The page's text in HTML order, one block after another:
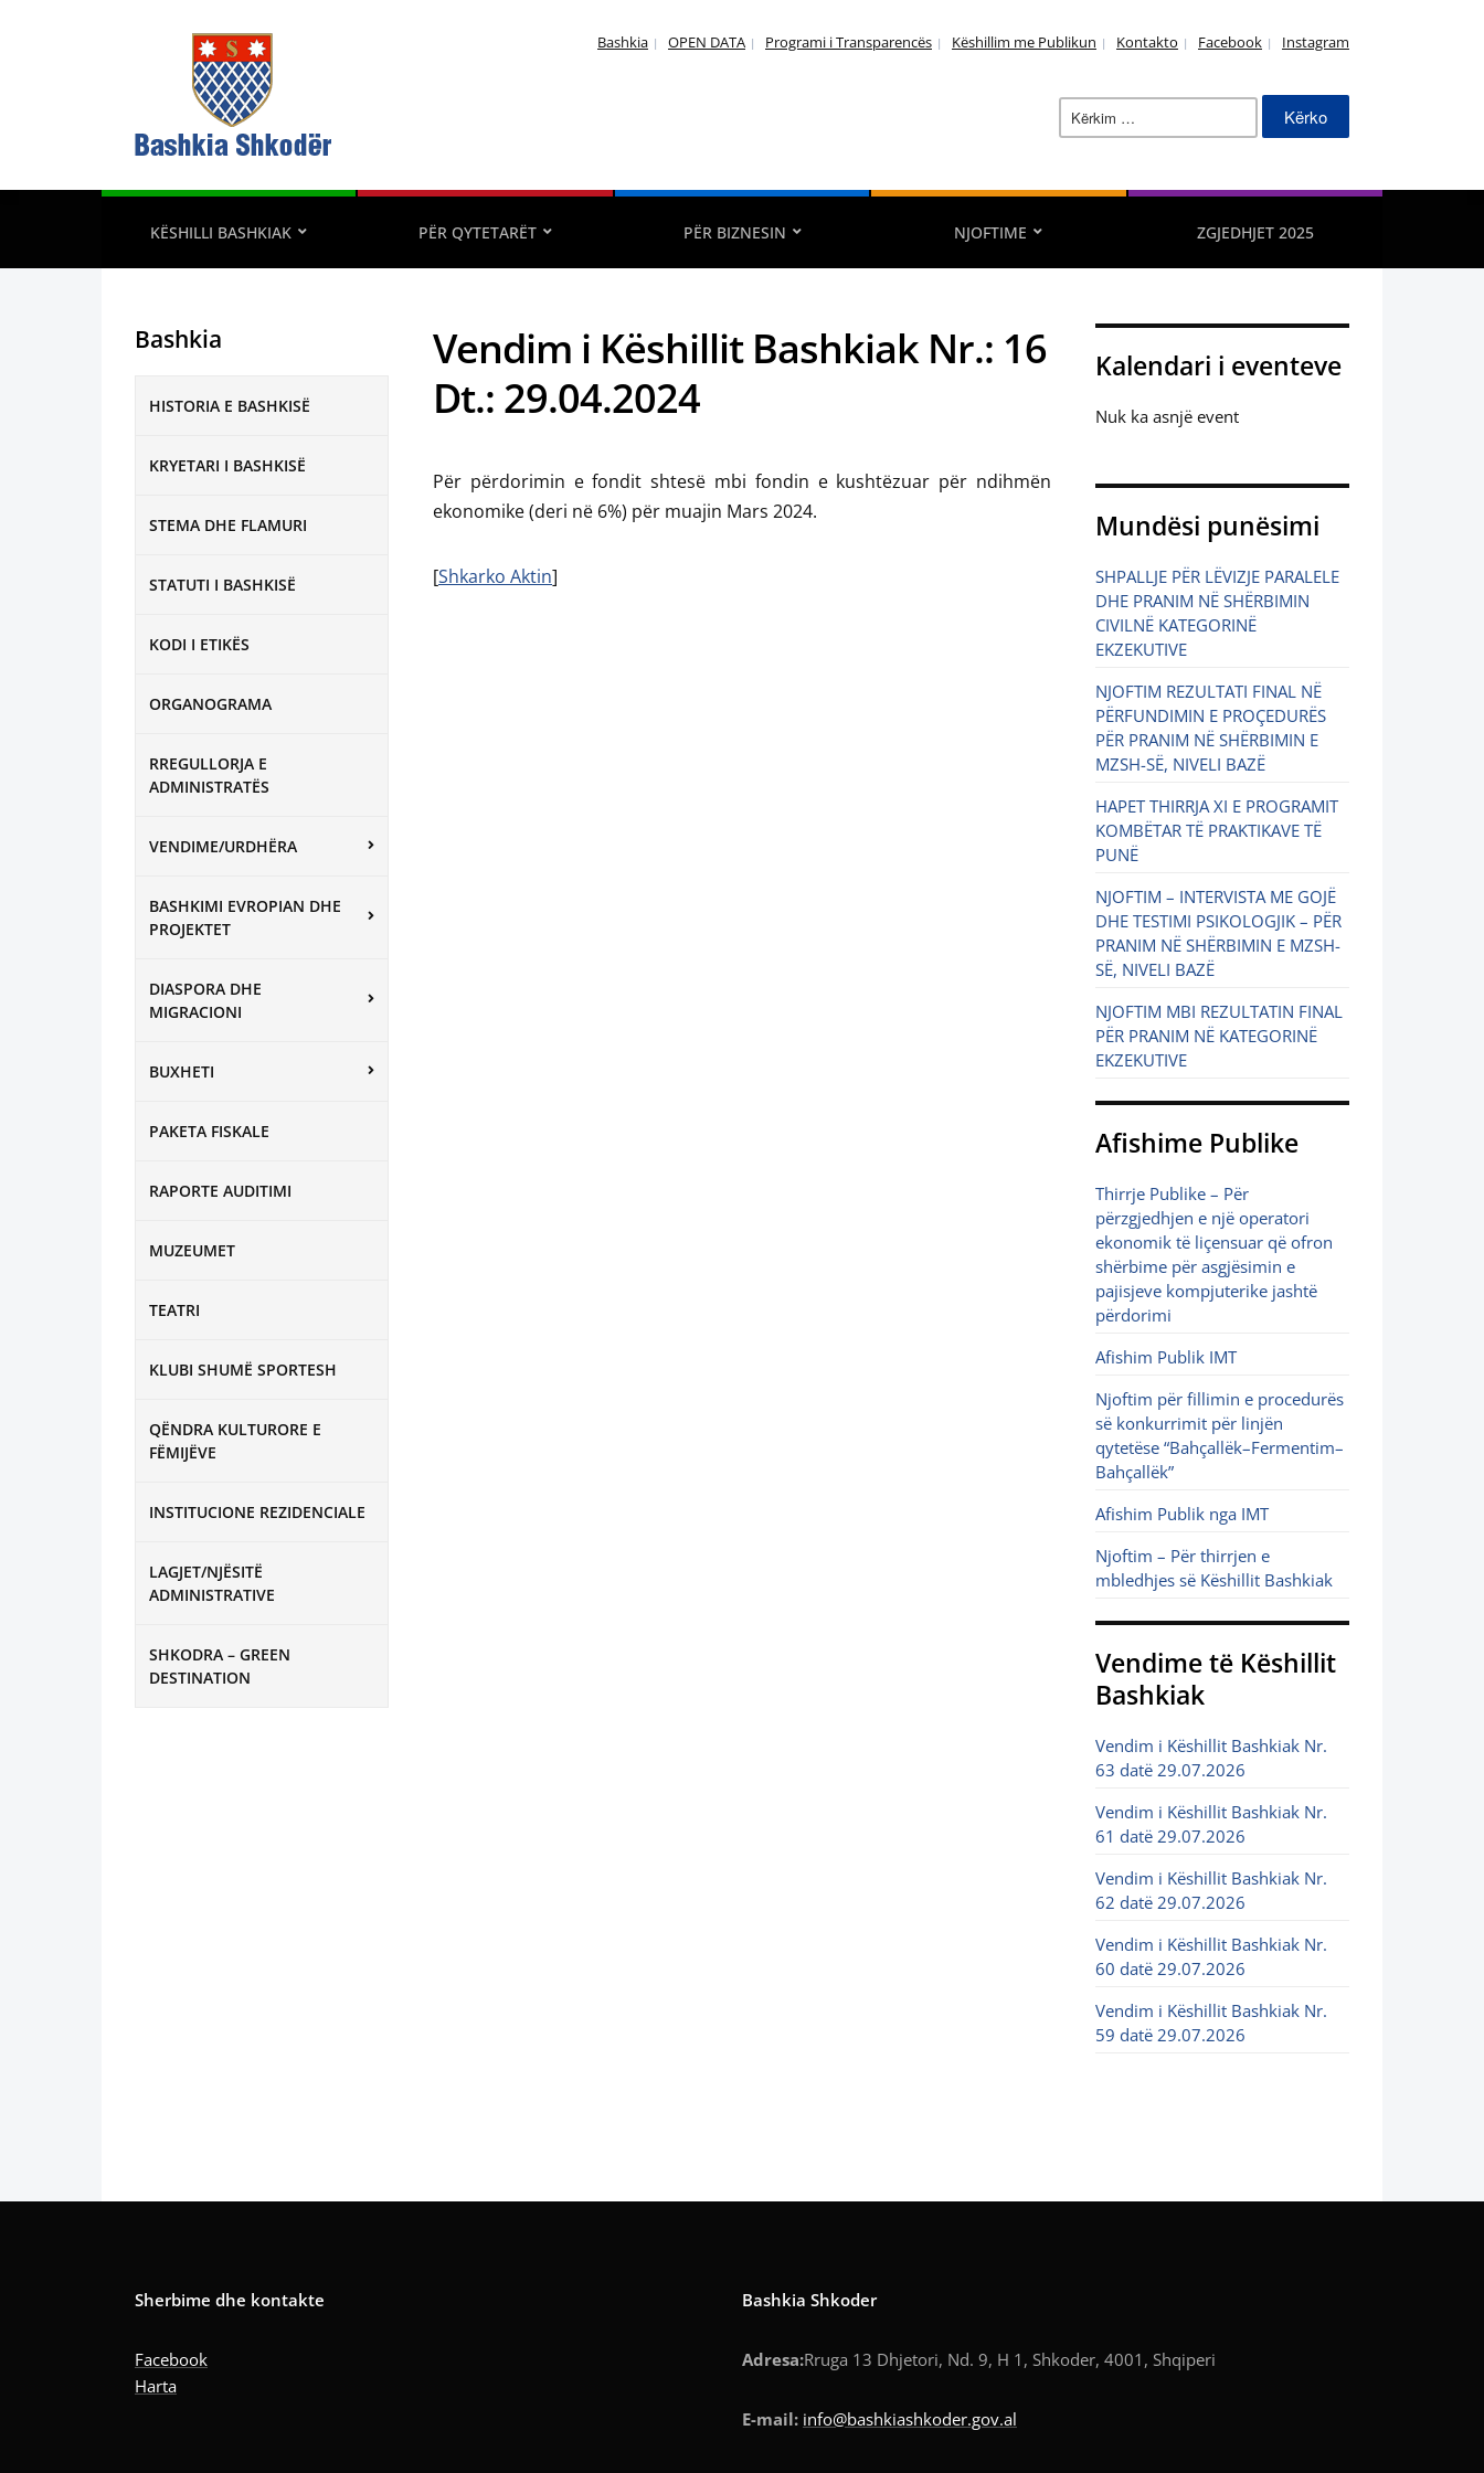
Bashkia OPEN DATA Programi i Transparencës Këshillim me Publikun Kontakto Facebook Instagram
Kërko
për:
KËSHILLI BASHKIAK PËR QYTETARËT PËR BIZNESIN NJOFTIME ZGJEDHJET 2025
Bashkia
HISTORIA E BASHKISË
KRYETARI I BASHKISË
STEMA DHE FLAMURI
STATUTI I BASHKISË
KODI I ETIKËS
ORGANOGRAMA
RREGULLORJA E
ADMINISTRATËS
VENDIME/URDHËRA
BASHKIMI EVROPIAN DHE
PROJEKTET
DIASPORA DHE
MIGRACIONI
BUXHETI
PAKETA FISKALE
RAPORTE AUDITIMI
MUZEUMET
TEATRI
KLUBI SHUMË SPORTESH
QËNDRA KULTURORE E
FËMIJËVE
INSTITUCIONE REZIDENCIALE
LAGJET/NJËSITË
ADMINISTRATIVE
SHKODRA – GREEN
DESTINATION
Vendim i Këshillit Bashkiak Nr.: 16
Dt.: 29.04.2024
Për përdorimin e fondit shtesë mbi fondin e kushtëzuar për ndihmën
ekonomike (deri në 6%) për muajin Mars 2024.
[Shkarko Aktin]
Kalendari i eventeve
Nuk ka asnjë event
Mundësi punësimi
SHPALLJE PËR LËVIZJE PARALELE
DHE PRANIM NË SHËRBIMIN
CIVILNË KATEGORINË
EKZEKUTIVE
NJOFTIM REZULTATI FINAL NË
PËRFUNDIMIN E PROÇEDURËS
PËR PRANIM NË SHËRBIMIN E
MZSH-SË, NIVELI BAZË
HAPET THIRRJA XI E PROGRAMIT
KOMBËTAR TË PRAKTIKAVE TË
PUNË
NJOFTIM – INTERVISTA ME GOJË
DHE TESTIMI PSIKOLOGJIK – PËR
PRANIM NË SHËRBIMIN E MZSH-
SË, NIVELI BAZË
NJOFTIM MBI REZULTATIN FINAL
PËR PRANIM NË KATEGORINË
EKZEKUTIVE
Afishime Publike
Thirrje Publike – Për
përzgjedhjen e një operatori
ekonomik të liçensuar që ofron
shërbime për asgjësimin e
pajisjeve kompjuterike jashtë
përdorimi
Afishim Publik IMT
Njoftim për fillimin e procedurës
së konkurrimit për linjën
qytetëse “Bahçallëk–Fermentim–
Bahçallëk”
Afishim Publik nga IMT
Njoftim – Për thirrjen e
mbledhjes së Këshillit Bashkiak
Vendime të Këshillit
Bashkiak
Vendim i Këshillit Bashkiak Nr.
63 datë 29.07.2026
Vendim i Këshillit Bashkiak Nr.
61 datë 29.07.2026
Vendim i Këshillit Bashkiak Nr.
62 datë 29.07.2026
Vendim i Këshillit Bashkiak Nr.
60 datë 29.07.2026
Vendim i Këshillit Bashkiak Nr.
59 datë 29.07.2026
Sherbime dhe kontakte
Facebook
Harta
Bashkia Shkoder
Adresa:Rruga 13 Dhjetori, Nd. 9, H 1, Shkoder, 4001, Shqiperi
E-mail: info@bashkiashkoder.gov.al